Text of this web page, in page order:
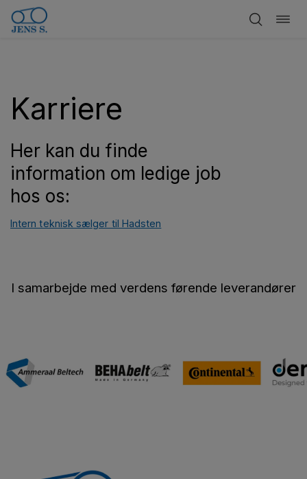
Spring
Skift
Karriere
Her kan du finde
information om ledige job
hos os:
Intern teknisk sælger til Hadsten
I samarbejde med verdens førende leverandører